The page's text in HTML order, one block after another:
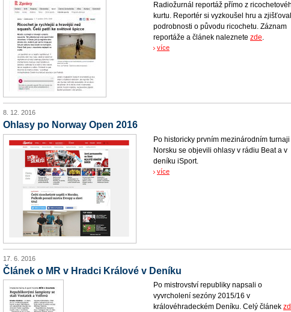
Radiožurnál reportáž přímo z
kurtu. Reportér si vyzkoušel hru a zjišťoval
podrobnosti o původu ricochetu. Záznam
reportáže a článek naleznete zde.
více
8. 12. 2016
Ohlasy po Norway Open 2016
Po historicky prvním mezinárodním turnaji
Norsku se objevili ohlasy v rádiu Beat a v
deníku iSport.
více
17. 6. 2016
Článek o MR v Hradci Králové v Deníku
Po mistrovství republiky napsali o
vyvrcholení sezóny 2015/16 v
královéhradeckém Deníku. Celý článek